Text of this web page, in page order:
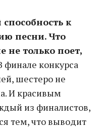
к
песни. Что
не только поет,
финале конкурса
шестеро не
И красивым
из финалистов,
тем, что выводит